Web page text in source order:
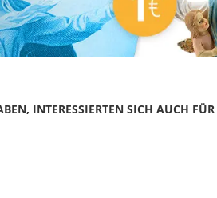
INTERESSIERTEN SICH AUCH